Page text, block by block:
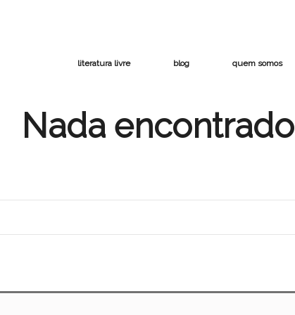
literatura livre blog quem somos
Nada encontrado